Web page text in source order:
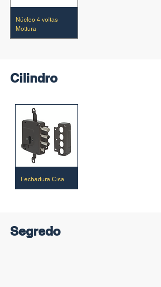
Núcleo 4 voltas
Mottura
Cilindro
Fechadura Cisa
Segredo